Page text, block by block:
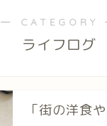
― CATEGORY
ライフログ
「街の洋食